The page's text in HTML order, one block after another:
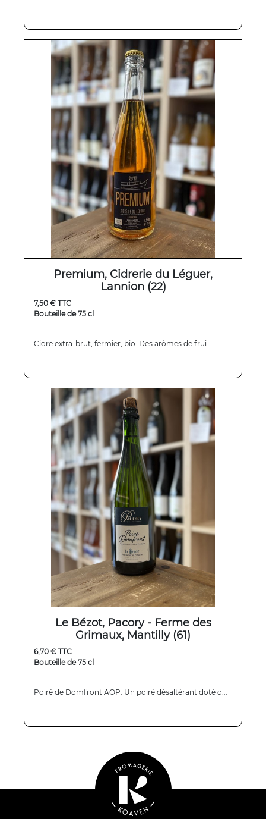
Premium, Cidrerie du Léguer,
Lannion (22)
7,50 € TTC
Bouteille de 75 cl
Cidre extra-brut, fermier, bio. Des arômes de frui...
Le Bézot, Pacory - Ferme des
Grimaux, Mantilly (61)
6,70 € TTC
Bouteille de 75 cl
Poiré de Domfront AOP. Un poiré désaltérant doté d...